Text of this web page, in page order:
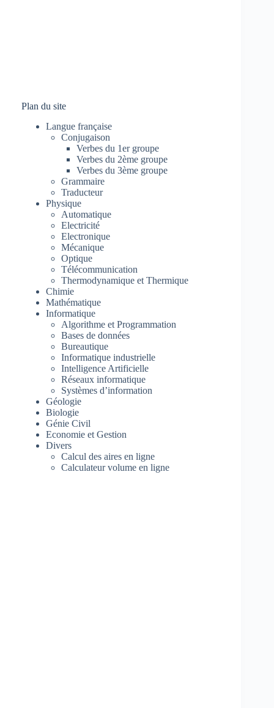
Plan du site
Langue française
Conjugaison
Verbes du 1er groupe
Verbes du 2ème groupe
Verbes du 3ème groupe
Grammaire
Traducteur
Physique
Automatique
Electricité
Electronique
Mécanique
Optique
Télécommunication
Thermodynamique et Thermique
Chimie
Mathématique
Informatique
Algorithme et Programmation
Bases de données
Bureautique
Informatique industrielle
Intelligence Artificielle
Réseaux informatique
Systèmes d’information
Géologie
Biologie
Génie Civil
Economie et Gestion
Divers
Calcul des aires en ligne
Calculateur volume en ligne